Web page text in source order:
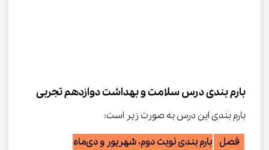
بارم بندی درس سلامت و بهداشت دوازدهم تجربی
بارم بندی این درس به صورت زیر است:
فصل بارم بندی نوبت دوم، شهریور و دی‌ماه